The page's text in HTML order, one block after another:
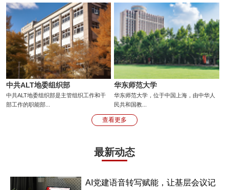
中共ALT地委组织部
中共ALT地委组织部是主管组织工作和干
部工作的职能部...
华东师范大学
华东师范大学，位于中国上海，由中华人
民共和国教...
查看更多
最新动态
AI党建语音转写赋能，让基层会议记